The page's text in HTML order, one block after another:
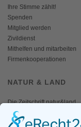
Ihre Stimme zählt!
Spenden
Mitglied werden
Zivildienst
Mithelfen und mitarbeiten
Firmenkooperationen
NATUR & LAND
Die Zeitschrift natur&land
Archiv
Mediadaten